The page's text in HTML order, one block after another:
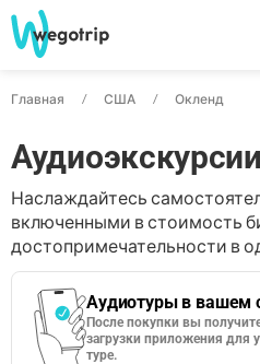
Главная США Окленд
Наслаждайтесь
включенными в стоимость
достопримечательности в
Аудиотуры в вашем
После покупки вы
загрузки приложения для
туре.